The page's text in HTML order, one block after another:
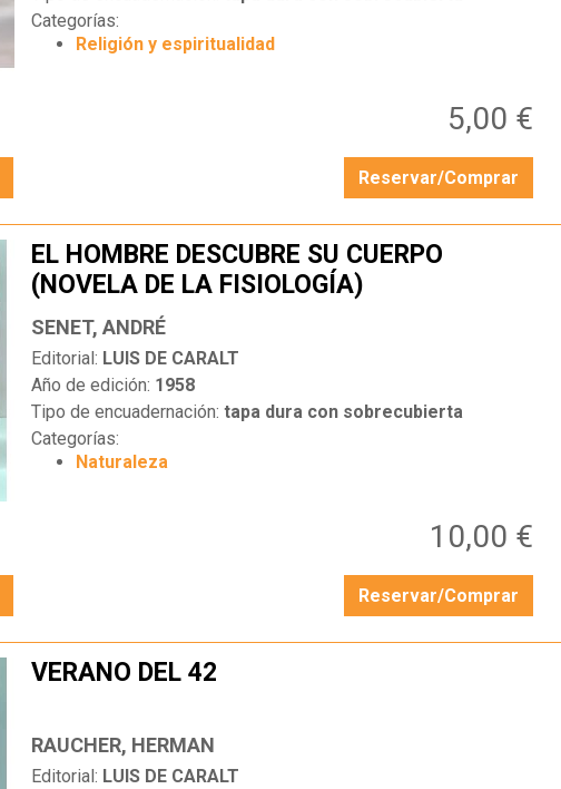
Categorías:
Religión y espiritualidad
5,00 €
Reservar/Comprar
EL HOMBRE DESCUBRE SU CUERPO
(NOVELA DE LA FISIOLOGÍA)
SENET, ANDRÉ
Editorial: LUIS DE CARALT
Año de edición: 1958
Tipo de encuadernación: tapa dura con sobrecubierta
Categorías:
Naturaleza
10,00 €
Reservar/Comprar
VERANO DEL 42
RAUCHER, HERMAN
Editorial: LUIS DE CARALT